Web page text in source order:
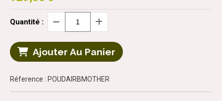
Quantité :
Ajouter Au Panier
Réference : POUDAIRBMOTHER